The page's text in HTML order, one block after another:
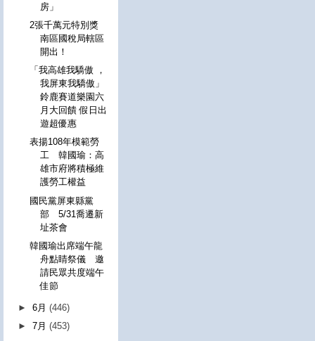
房」
2張千萬元特別獎
南區國稅局轄區
開出！
「我高雄我驕傲 ，
我屏東我驕傲」
鈴鹿賽道樂園六
月大回饋 假日出
遊超優惠
表揚108年模範勞
工 韓國瑜：高
雄市府將積極維
護勞工權益
國民黨屏東縣黨
部 5/31喬遷新
址茶會
韓國瑜出席端午龍
舟點睛祭儀 邀
請民眾共度端午
佳節
►6月(446)
►7月(453)